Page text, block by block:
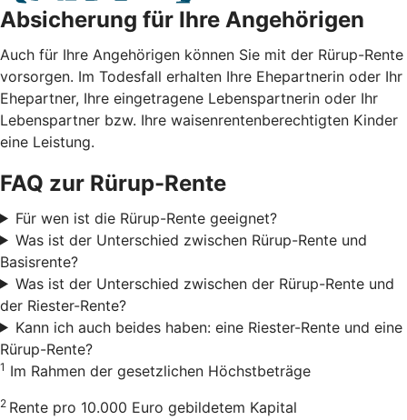
Absicherung für Ihre Angehörigen
Auch für Ihre Angehörigen können Sie mit der Rürup-Rente
vorsorgen. Im Todesfall erhalten Ihre Ehepartnerin oder Ihr
Ehepartner, Ihre eingetragene Lebenspartnerin oder Ihr
Lebenspartner bzw. Ihre waisenrentenberechtigten Kinder
eine Leistung.
FAQ zur Rürup-Rente
Für wen ist die Rürup-Rente geeignet?
Was ist der Unterschied zwischen Rürup-Rente und
Basisrente?
Was ist der Unterschied zwischen der Rürup-Rente und
der Riester-Rente?
Kann ich auch beides haben: eine Riester-Rente und eine
Rürup-Rente?
1 Im Rahmen der gesetzlichen Höchstbeträge
2 Rente pro 10.000 Euro gebildetem Kapital